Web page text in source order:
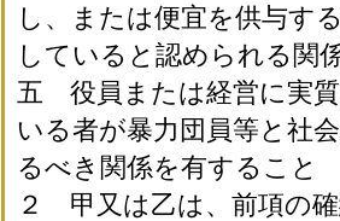
し、または便宜を供与す
していると認められる関
五 役員または経営に実
いる者が暴力団員等と社
るべき関係を有すること
２ 甲又は乙は、前項の確